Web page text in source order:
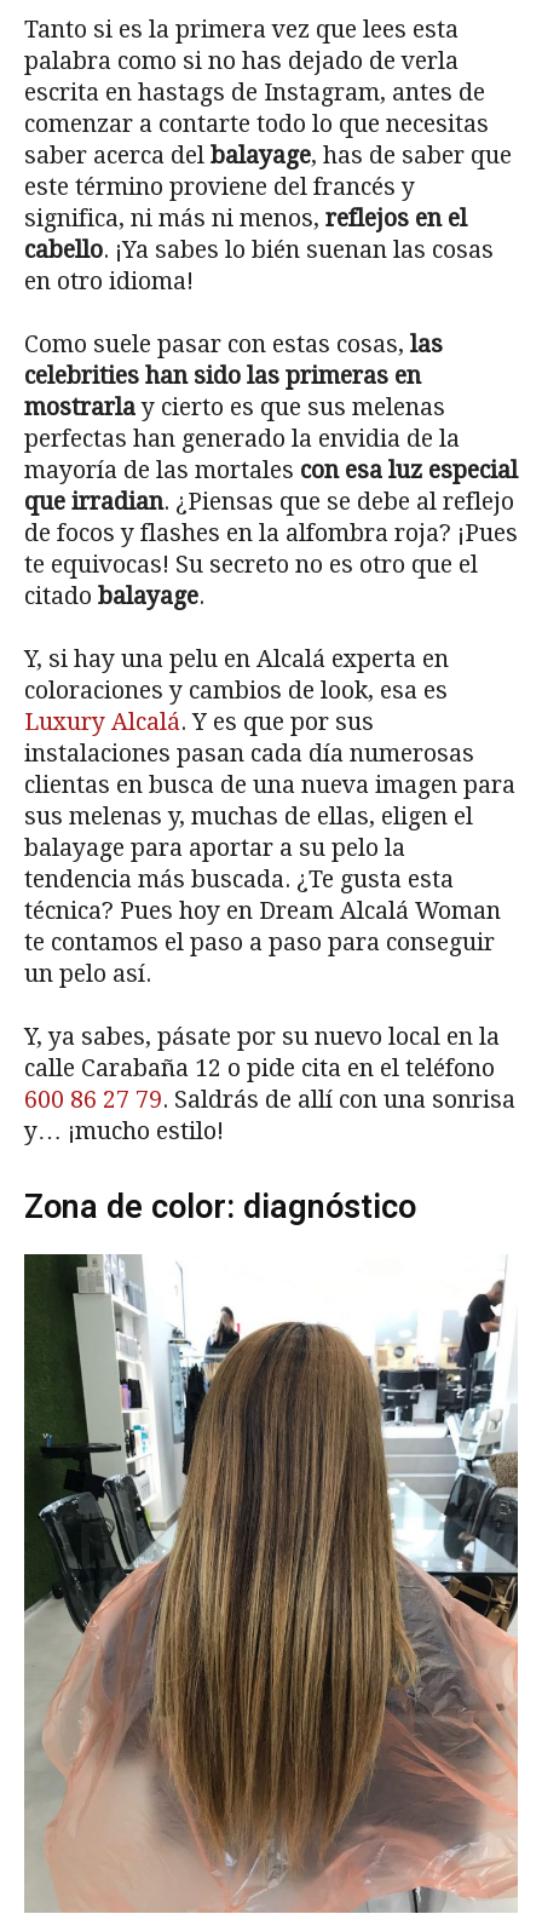
Tanto si es la primera vez que lees esta
palabra como si no has dejado de verla
escrita en hastags de Instagram, antes de
comenzar a contarte todo lo que necesitas
saber acerca del balayage, has de saber que
este término proviene del francés y
significa, ni más ni menos, reflejos en el
cabello. ¡Ya sabes lo bién suenan las cosas
en otro idioma!
Como suele pasar con estas cosas, las
celebrities han sido las primeras en
mostrarlay cierto es que sus melenas
perfectas han generado la envidia de la
mayoría de las mortales con esa luz especial
que irradian. ¿Piensas que se debe al reflejo
de focos y flashes en la alfombra roja? ¡Pues
te equivocas! Su secreto no es otro que el
citado balayage.
Y, si hay una pelu en Alcalá experta en
coloraciones y cambios de look, esa es
Luxury Alcalá. Y es que por sus
instalaciones pasan cada día numerosas
clientas en busca de una nueva imagen para
sus melenas y, muchas de ellas, eligen el
balayage para aportar a su pelo la
tendencia más buscada. ¿Te gusta esta
técnica? Pues hoy en Dream Alcalá Woman
te contamos el paso a paso para conseguir
un pelo así.
Y, ya sabes, pásate por su nuevo local en la
calle Carabaña 12 o pide cita en el teléfono
600 86 27 79. Saldrás de allí con una sonrisa
y… ¡mucho estilo!
Zona de color: diagnóstico